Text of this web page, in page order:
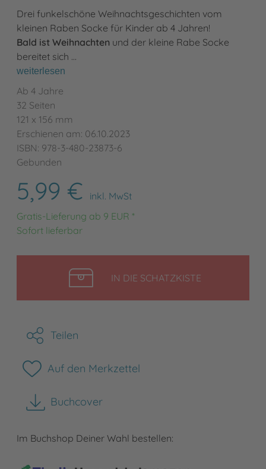
Drei funkelschöne Weihnachtsgeschichten vom
kleinen Raben Socke für Kinder ab 4 Jahren!
Bald ist Weihnachten und der kleine Rabe Socke
bereitet sich …
weiterlesen
Ab 4 Jahre
32 Seiten
121 x 156 mm
Erschienen am: 06.10.2023
ISBN: 978-3-480-23873-6
Gebunden
5,99 €
inkl. MwSt
Gratis-Lieferung ab 9 EUR *
Sofort lieferbar
IN DIE SCHATZKISTELEGEN
Teilen
Auf den Merkzettel
Buchcover
herunterladen
Im Buchshop Deiner Wahl bestellen: